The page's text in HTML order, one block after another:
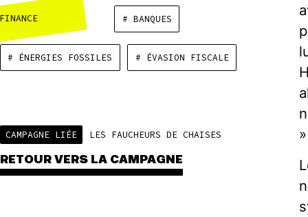
# BANQUES
# ÉNERGIES FOSSILES # ÉVASION FISCALE
CAMPAGNE LIÉE LES FAUCHEURS DE CHAISES
RETOUR VERS LA CAMPAGNE